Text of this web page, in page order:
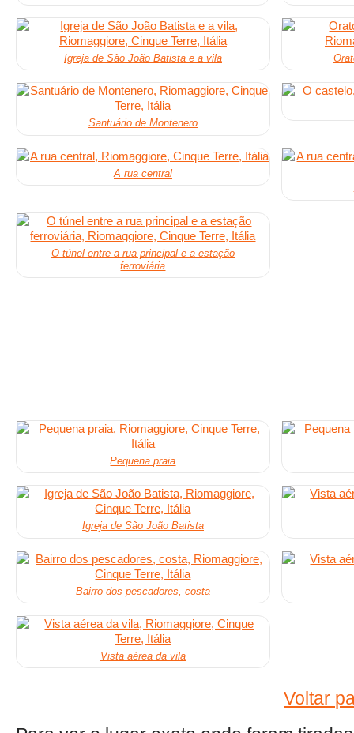
Igreja de São João Batista e a vila
Santuário de Montenero
A rua central
O túnel entre a rua principal e a estação
ferroviária
Pequena praia
Igreja de São João Batista
Bairro dos pescadores, costa
Vista aérea da vila
Voltar